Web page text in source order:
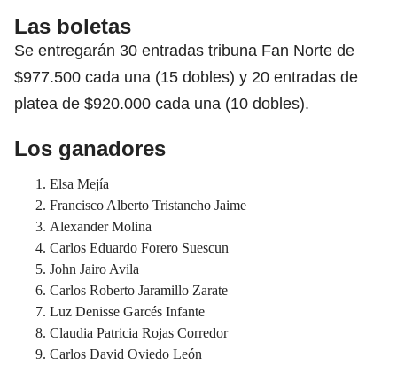
Las boletas
Se entregarán 30 entradas tribuna Fan Norte de
$977.500 cada una (15 dobles) y 20 entradas de
platea de $920.000 cada una (10 dobles).
Los ganadores
Elsa Mejía
Francisco Alberto Tristancho Jaime
Alexander Molina
Carlos Eduardo Forero Suescun
John Jairo Avila
Carlos Roberto Jaramillo Zarate
Luz Denisse Garcés Infante
Claudia Patricia Rojas Corredor
Carlos David Oviedo León